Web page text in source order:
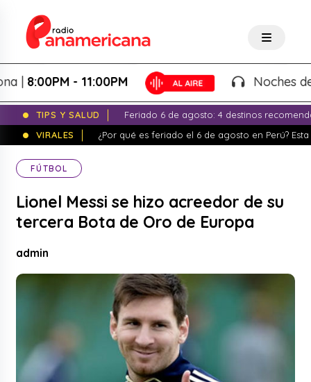
8:00PM - 11:00PM Noches de
TIPS Y SALUD
Feriado 6 de agosto: 4 destinos
VIRALES
¿Por qué es feriado el 6 de agosto en Perú?
FÚTBOL
Lionel Messi se hizo acreedor de su
tercera Bota de Oro de Europa
admin